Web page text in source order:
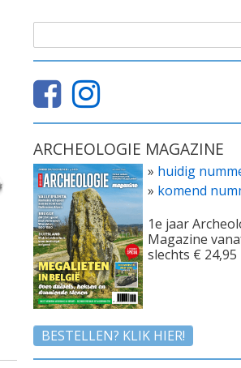
ARCHEOLOGIE MAGAZINE
» huidig
» komend
1e jaar
Magazine
slechts € 24,95
BESTELLEN? KLIK HIER!